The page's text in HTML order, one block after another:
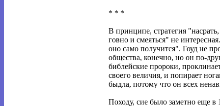
* * *
В принципе, стратегия
говно и смеяться" не
оно само получится". Гоуд не
общества, конечно, но он по-
библейские пророки,
своего величия, и попирает
быдла, потому что он всех
Походу, сие было заметно еще